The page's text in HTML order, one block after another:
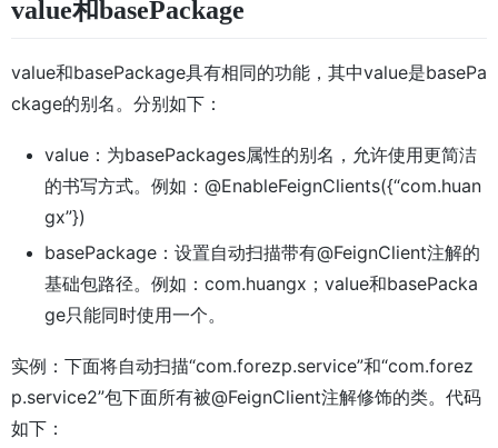
value和basePackage
value和basePackage具有相同的功能，其中value是basePa
ckage的别名。分别如下：
value：为basePackages属性的别名，允许使用更简洁
的书写方式。例如：@EnableFeignClients({“com.huan
gx”})
basePackage：设置自动扫描带有@FeignClient注解的
基础包路径。例如：com.huangx；value和basePacka
ge只能同时使用一个。
实例：下面将自动扫描“com.forezp.service”和“com.forez
p.service2”包下面所有被@FeignClient注解修饰的类。代码
如下：